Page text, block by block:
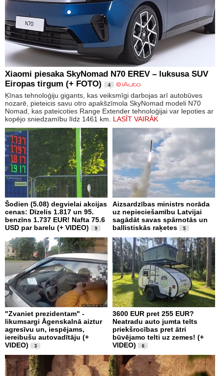
Xiaomi piesaka SkyNomad N70 EREV – luksusa SUV
Eiropas tirgum (+ FOTO)
4
Ķīnas tehnoloģiju gigants, kas veiksmīgi darbojas arī autobūves
nozarē, pieteicis savu otro apakšzīmola SkyNomad modeli N70
Nomad, kas pateicoties Range Extender tehnoloģijai var lepoties ar
kopējo sniedzamību līdz 1461 km. LASĪT VAIRĀK
Šodien (5.08) degvielai akcijas
cenas: Dīzelis 1.817 un 95.
benzīns 1.737 EUR! Nafta 75.6
USD par barelu (+ VIDEO)
9
Aizsardzības ministrs norāda
uz nepieciešamību Latvijai
sagādāt savas spārnotās un
ballistiskās raķetes
5
"Zvaniet prezidentam" -
likumsargi Āgenskalnā aiztur
agresīvu un, iespējams,
iereibušu autovadītāju (+
VIDEO)
3
3600 EUR pret 255 EUR?
Neatradu auto jumta telts
priekšrocības pret ātri
būvējamo telti uz zemes! (+
VIDEO)
6